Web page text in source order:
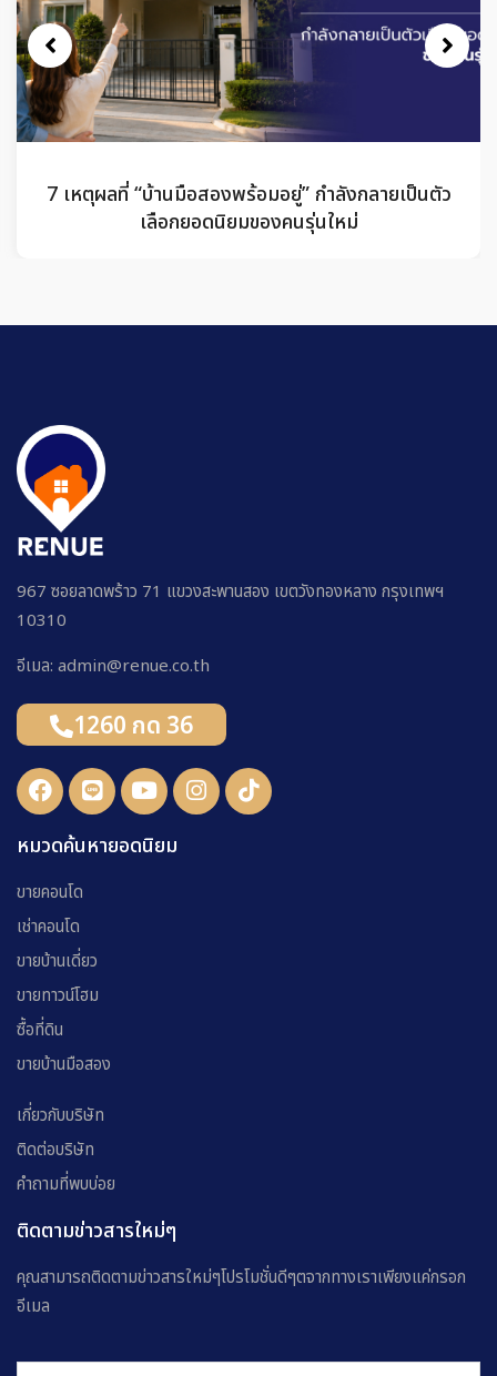
7 เหตุผลที่ “บ้านมือสองพร้อมอยู่” กำลังกลายเป็นตัว
เลือกยอดนิยมของคนรุ่นใหม่
967 ซอยลาดพร้าว 71 แขวงสะพานสอง เขตวังทองหลาง กรุงเทพฯ
10310
อีเมล: admin@renue.co.th
1260 กด 36
หมวดค้นหายอดนิยม
ขายคอนโด
เช่าคอนโด
ขายบ้านเดี่ยว
ขายทาวน์โฮม
ซื้อที่ดิน
ขายบ้านมือสอง
เกี่ยวกับบริษัท
ติดต่อบริษัท
คำถามที่พบบ่อย
ติดตามข่าวสารใหม่ๆ
คุณสามารถติดตามข่าวสารใหม่ๆโปรโมชั่นดีๆตจากทางเราเพียงแค่กรอก
อีเมล